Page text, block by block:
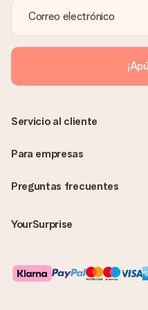
¿Se envía la factura junto
La factura y cualquier otra
enviará únicamente por
sin ninguna información
persona que recibe el regalo
más que su increíble regalo!
Preguntas frecuentes
YourSurprise
Servicio al cliente
Para empresas